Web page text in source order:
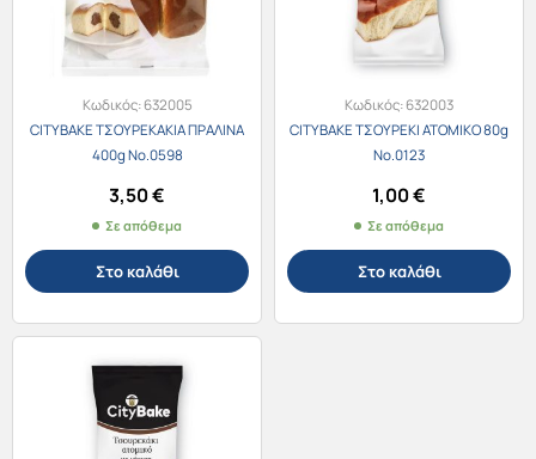
Κωδικός:632005
CITYBAKE ΤΣΟΥΡΕΚΑΚΙΑ ΠΡΑΛΙΝΑ
400g Νο.0598
3,50€
Σε απόθεμα
Στο καλάθι
Κωδικός:632003
CITYBAKE ΤΣΟΥΡΕΚΙ ΑΤΟΜΙΚΟ 80g
Νο.0123
1,00€
Σε απόθεμα
Στο καλάθι